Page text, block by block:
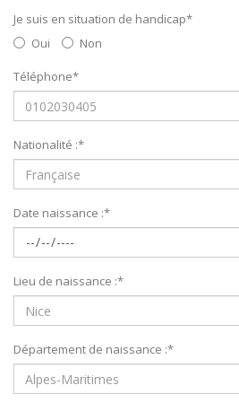
Je suis en situation de handicap*
Oui
Non
Téléphone*
Nationalité :*
Date naissance :*
Lieu de naissance :*
Département de naissance :*